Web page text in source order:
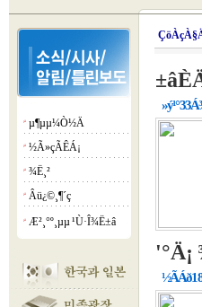
¡á µ¶µµ¼Ò½Ä
¡á ½Ã»çÃÊÁ¡
¡á ¾Ë¸²
¡á Âü¿©¸¶´ç
¡á Æ²¸°º¸µµ ¹Ù·Î¾Ë±â
Çö
»ý¹°
'°­Ä¡
½ÃÁð1